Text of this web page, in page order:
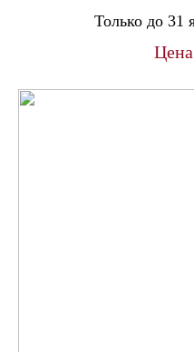
Только до 31